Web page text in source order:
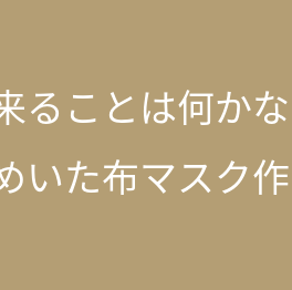
ることは何か
いた布マスク